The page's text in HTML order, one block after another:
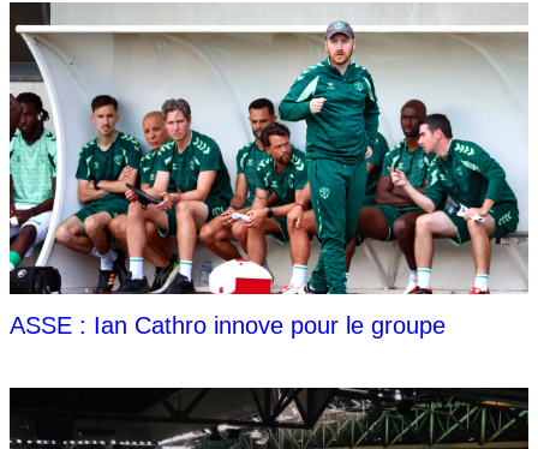
ASSE : Ian Cathro innove pour le groupe